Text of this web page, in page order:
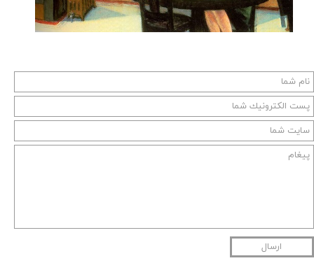
ارسال